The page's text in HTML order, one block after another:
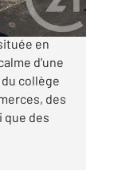
en
d'une
collège
des
que des